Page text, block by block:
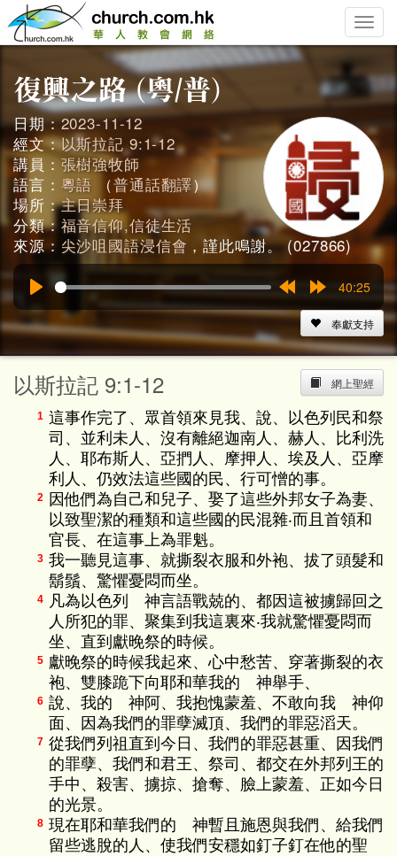
Toggle
日期：2023-11-12
經文：以斯拉記 9:1-12
講員：張樹強牧師
語言： 粵語 （普通話翻譯）
場所：主日崇拜
分類： 福音信仰,信徒生活
來源： 尖沙咀國語浸信會 ，謹此鳴謝。 (027866)
15s
15s
40:25
奉獻支持
網上聖經
以斯拉記 9:1-12
1 這事作完了、眾首領來見我、說、以色列民和祭
司、並利未人、沒有離絕迦南人、赫人、比利洗
人、耶布斯人、亞捫人、摩押人、埃及人、亞摩
利人、仍效法這些國的民、行可憎的事。
2
因他們為自己和兒子、娶了這些外邦女子為妻、
以致聖潔的種類和這些國的民混雜‧而且首領和
官長、在這事上為罪魁。
3 我一聽見這事、就撕裂衣服和外袍、拔了頭髮和
鬍鬚、驚懼憂悶而坐。
4 凡為以色列 神言語戰兢的、都因這被擄歸回之
人所犯的罪、聚集到我這裏來‧我就驚懼憂悶而
坐、直到獻晚祭的時候。
5 獻晚祭的時候我起來、心中愁苦、穿著撕裂的衣
袍、雙膝跪下向耶和華我的 神舉手、
6 說、我的 神阿、我抱愧蒙羞、不敢向我 神仰
面、因為我們的罪孽滅頂、我們的罪惡滔天。
7 從我們列祖直到今日、我們的罪惡甚重、因我們
的罪孽、我們和君王、祭司、都交在外邦列王的
手中、殺害、擄掠、搶奪、臉上蒙羞、正如今日
的光景。
8 現在耶和華我們的 神暫且施恩與我們、給我們
留些逃脫的人、使我們安穩如釘子釘在他的聖